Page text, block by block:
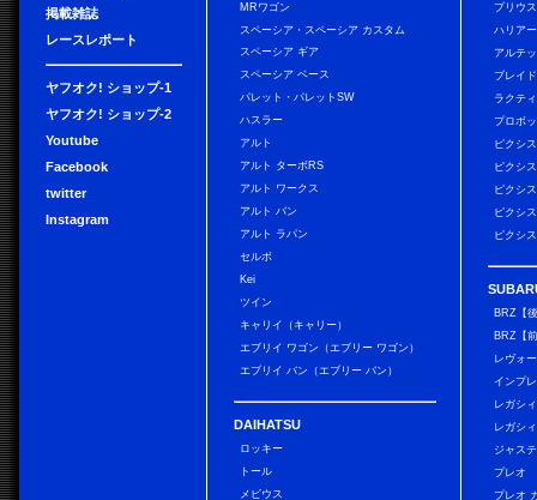
掲載雑誌
レースレポート
ヤフオク! ショップ-1
ヤフオク! ショップ-2
Youtube
Facebook
twitter
Instagram
MRワゴン
スペーシア・スペーシア カスタム
スペーシア ギア
スペーシア ベース
パレット・パレットSW
ハスラー
アルト
アルト ターボRS
アルト ワークス
アルト バン
アルト ラパン
セルボ
Kei
ツイン
キャリイ（キャリー）
エブリイ ワゴン（エブリー ワゴン）
エブリイ バン（エブリー バン）
DAIHATSU
ロッキー
トール
メビウス
プリウ
ハリアー
アルテ
ブレイド
ラクテ
プロボ
ピクシ
ピクシ
ピクシ
ピクシ
ピクシ
BRZ【
BRZ【
レヴォ
インプ
レガシ
レガシ
ジャス
プレオ
プレオ